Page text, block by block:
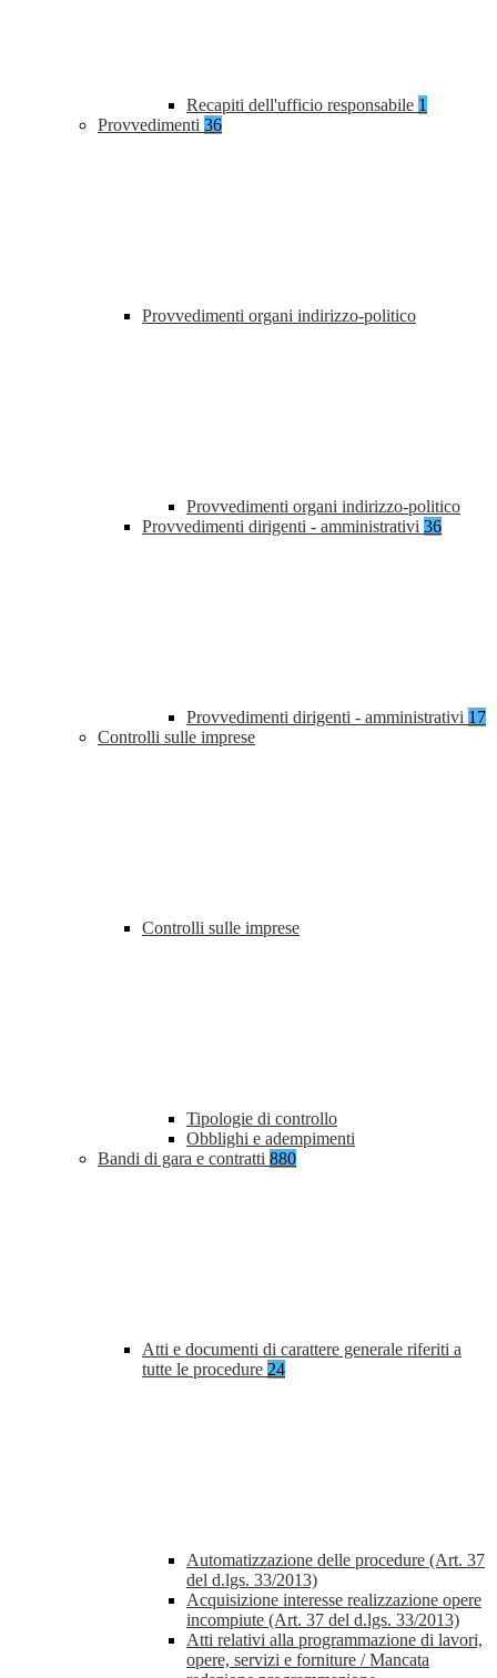
Recapiti dell'ufficio responsabile 1
Provvedimenti 36
Provvedimenti organi indirizzo-politico
Provvedimenti organi indirizzo-politico
Provvedimenti dirigenti - amministrativi 36
Provvedimenti dirigenti - amministrativi 17
Controlli sulle imprese
Controlli sulle imprese
Tipologie di controllo
Obblighi e adempimenti
Bandi di gara e contratti 880
Atti e documenti di carattere generale riferiti a
tutte le procedure 24
Automatizzazione delle procedure (Art. 37
del d.lgs. 33/2013)
Acquisizione interesse realizzazione opere
incompiute (Art. 37 del d.lgs. 33/2013)
Atti relativi alla programmazione di lavori,
opere, servizi e forniture / Mancata